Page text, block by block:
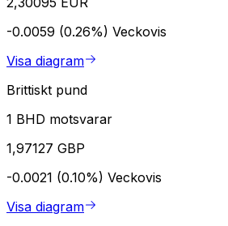
-0.0059 (0.26%) Veckovis
Visa diagram
Brittiskt pund
1 BHD motsvarar
1,97127 GBP
-0.0021 (0.10%) Veckovis
Visa diagram